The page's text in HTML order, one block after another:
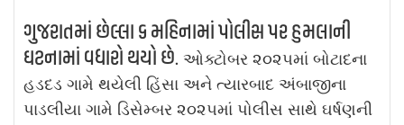
ગુજરાતમાં છેલ્લા ૬ મહિનામાં પોલીસ પર હુમલાની
ઘટનામાં વધારો થયો છે. ઓક્ટોબર ૨૦૨૫માં બોટાદના
હડદડ ગામે થયેલી હિંસા અને ત્યારબાદ અંબાજીના
પાડલીયા ગામે ડિસેમ્બર ૨૦૨૫માં પોલીસ સાથે ઘર્ષણની